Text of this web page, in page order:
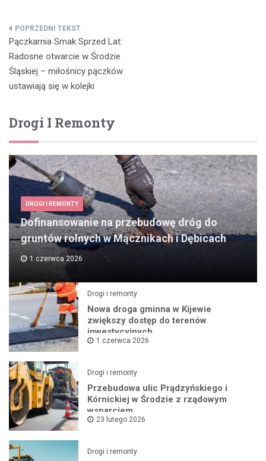
Nawigacja
wpisu
Pączkarnia Smak Sprzed Lat:
Radosne otwarcie w Środzie
Śląskiej – miłośnicy pączków
ustawiają się w kolejki
Drogi I Remonty
DROGI I REMONTY
Dofinansowanie na przebudowę dróg do
gruntów rolnych w Mącznikach i Dębicach
1 czerwca 2026
Drogi i remonty
Nowa droga gminna w Kijewie
zwiększy dostęp do terenów
inwestycyjnych
1 czerwca 2026
Drogi i remonty
Przebudowa ulic Prądzyńskiego i
Kórnickiej w Środzie z rządowym
wsparciem
23 lutego 2026
Drogi i remonty